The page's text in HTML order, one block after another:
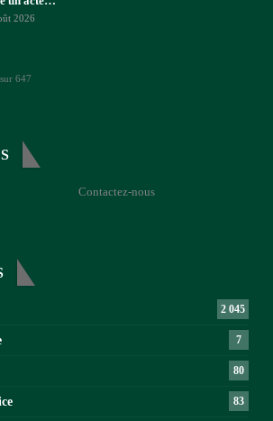
2026
647
Contactez-nous
2 045
7
80
83